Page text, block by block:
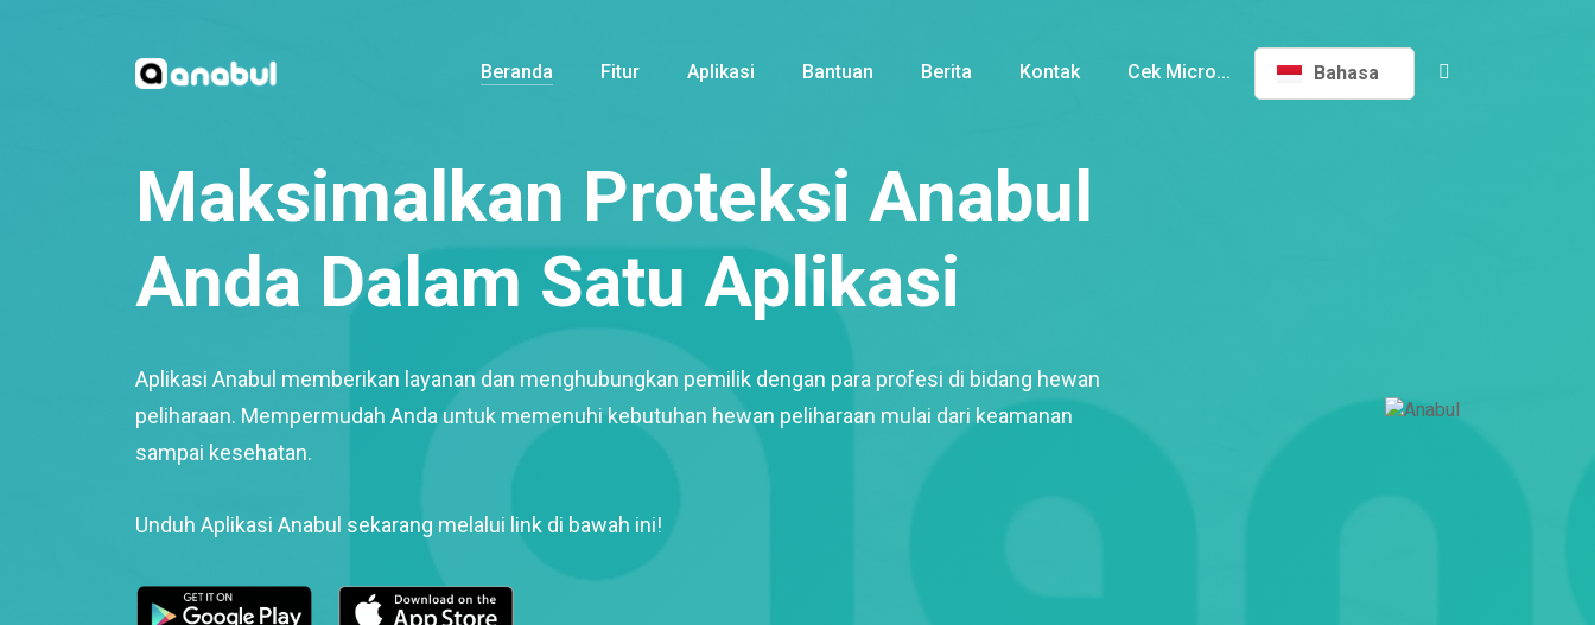
Beranda Fitur Aplikasi Bantuan Berita Kontak Cek Micro... Bahasa
Maksimalkan Proteksi Anabul
Anda Dalam Satu Aplikasi
Aplikasi Anabul memberikan layanan dan menghubungkan pemilik dengan para profesi di bidang hewan
peliharaan. Mempermudah Anda untuk memenuhi kebutuhan hewan peliharaan mulai dari keamanan
sampai kesehatan.
Unduh Aplikasi Anabul sekarang melalui link di bawah ini!